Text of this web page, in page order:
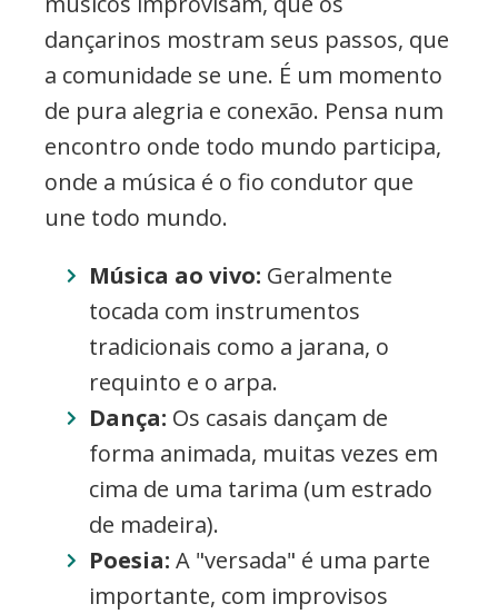
dançarinos mostram seus passos, que
a comunidade se une. É um momento
de pura alegria e conexão. Pensa num
encontro onde todo mundo participa,
onde a música é o fio condutor que
une todo mundo.
Música ao vivo: Geralmente
tocada com instrumentos
tradicionais como a jarana, o
requinto e o arpa.
Dança: Os casais dançam de
forma animada, muitas vezes em
cima de uma tarima (um estrado
de madeira).
Poesia: A "versada" é uma parte
importante, com improvisos